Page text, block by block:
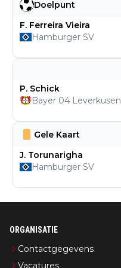
Gele Kaart
J. Torunarigha
Hamburger SV
P. Schick
Bayer 04 Leverkusen
Doelpunt
F. Ferreira Vieira
Hamburger SV
ORGANISATIE
Contactgegevens
Vacatures